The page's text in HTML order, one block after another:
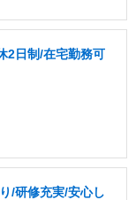
2日制/在宅勤務可
/研修充実/安心し